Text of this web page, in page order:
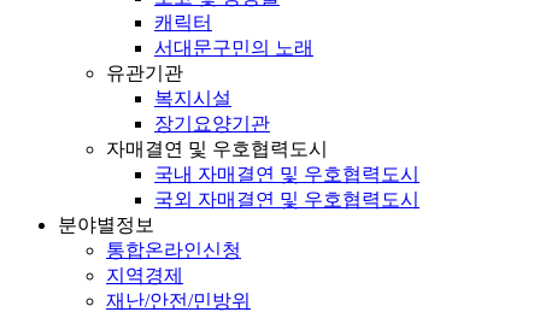
캐릭터
서대문구민의 노래
유관기관
복지시설
장기요양기관
자매결연 및 우호협력도시
국내 자매결연 및 우호협력도시
국외 자매결연 및 우호협력도시
분야별정보
통합온라인신청
지역경제
재난/안전/민방위